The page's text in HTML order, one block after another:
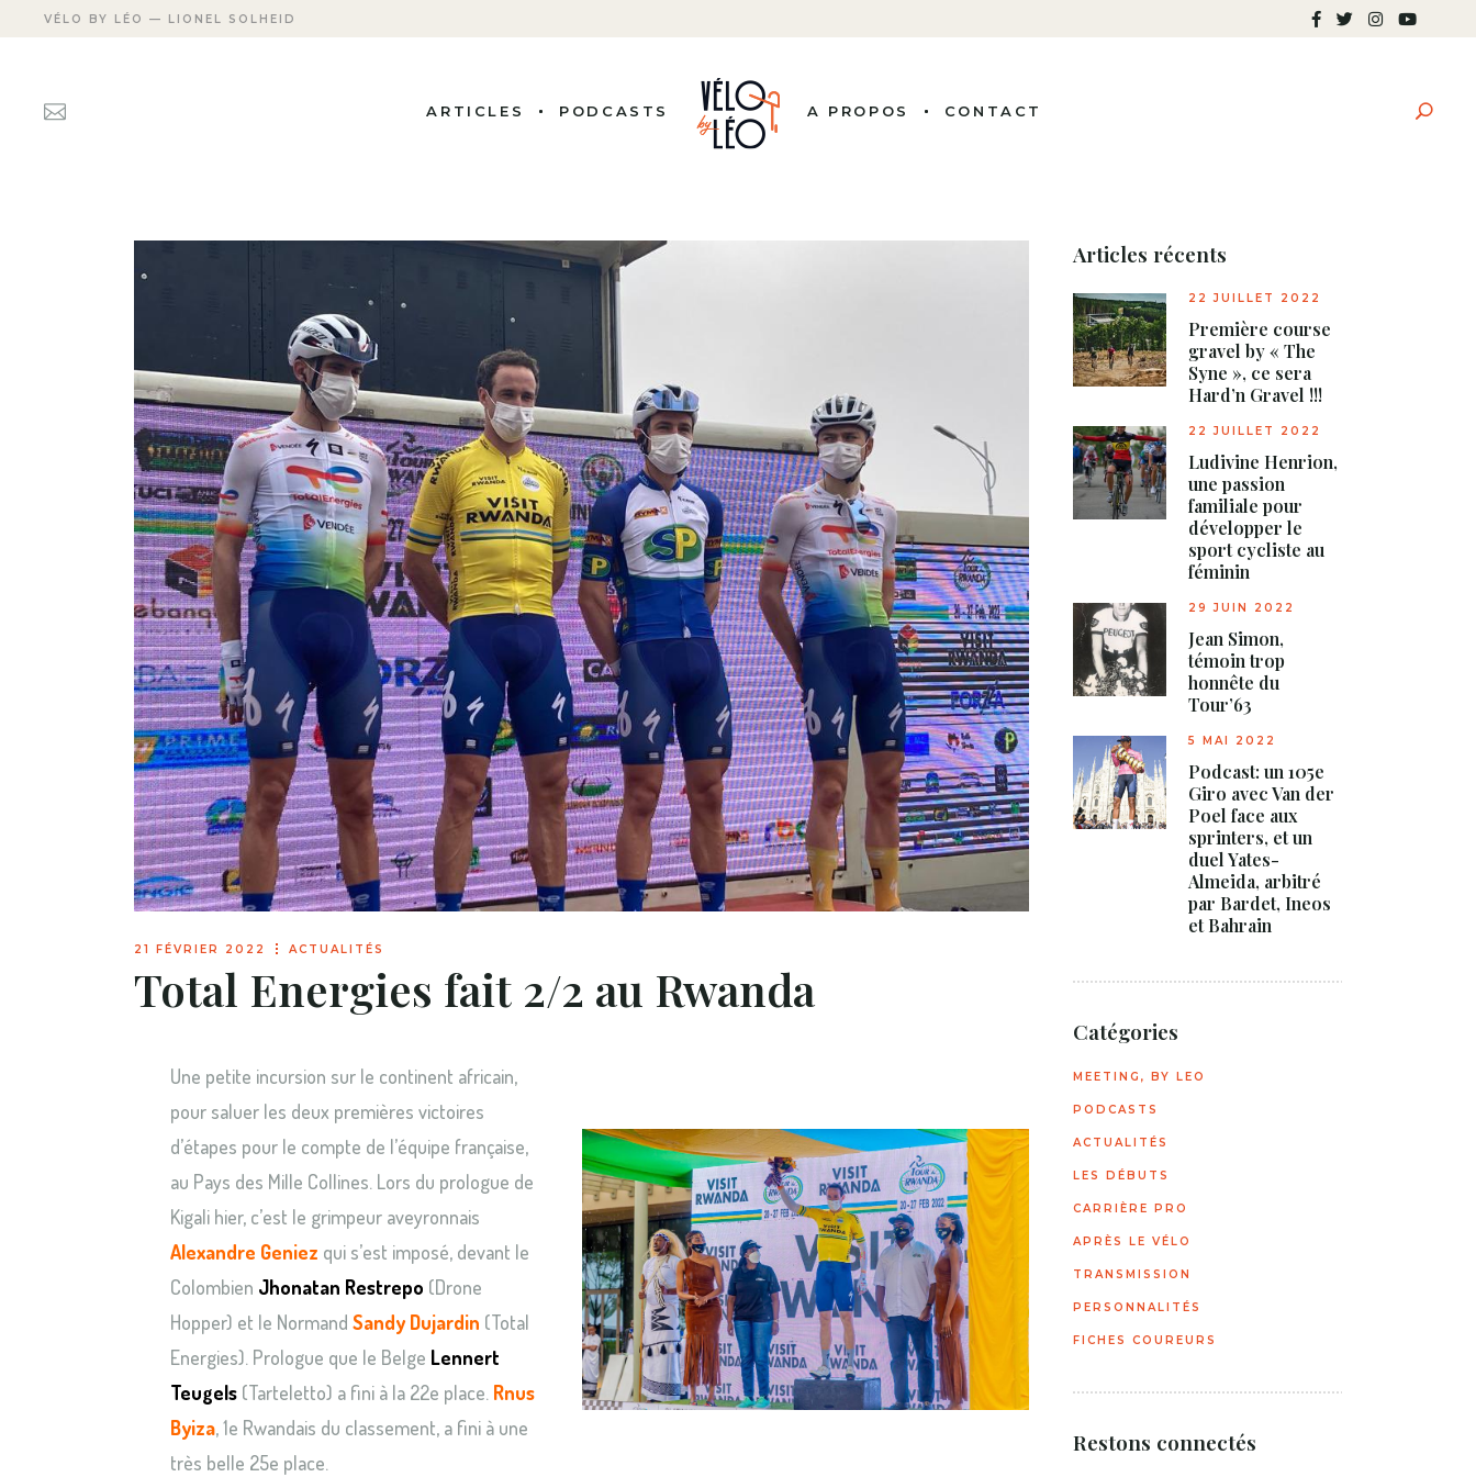
VÉLO BY LÉO — LIONEL SOLHEID
ARTICLES
FICHES COUREURS
APRÈS LE VÉLO
CARRIÈRE PRO
LES DÉBUTS
MEETING, BY LEO
PODCASTS A PROPOS CONTACT
21 FÉVRIER 2022 ACTUALITÉS
Total Energies fait 2/2 au Rwanda
Une petite incursion sur le continent africain,
pour saluer les deux premières victoires
d’étapes pour le compte de l’équipe française,
au Pays des Mille Collines. Lors du prologue de
Kigali hier, c’est le grimpeur aveyronnais
Alexandre Geniez qui s’est imposé, devant le
Colombien Jhonatan Restrepo (Drone
Hopper) et le Normand Sandy Dujardin (Total
Energies). Prologue que le Belge Lennert
Teugels(Tarteletto) a fini à la 22e place. Rnus
Byiza, 1e Rwandais du classement, a fini à une
très belle 25e place.
Articles récents
22 JUILLET 2022
Première course
gravel by « The
Syne », ce sera
Hard’n Gravel !!!
22 JUILLET 2022
Ludivine Henrion,
une passion
familiale pour
développer le
sport cycliste au
féminin
29 JUIN 2022
Jean Simon,
témoin trop
honnête du
Tour’63
5 MAI 2022
Podcast: un 105e
Giro avec Van der
Poel face aux
sprinters, et un
duel Yates-
Almeida, arbitré
par Bardet, Ineos
et Bahrain
Catégories
MEETING, BY LEO
PODCASTS
ACTUALITÉS
LES DÉBUTS
CARRIÈRE PRO
APRÈS LE VÉLO
TRANSMISSION
PERSONNALITÉS
FICHES COUREURS
Restons connectés